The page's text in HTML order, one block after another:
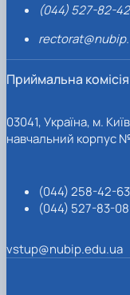
(044) 527-82-42
Приймальна комісія
03041, Україна, м.
навчальний корпус
(044) 258-42-63
(044) 527-83-08
vstup@nubip.edu.ua